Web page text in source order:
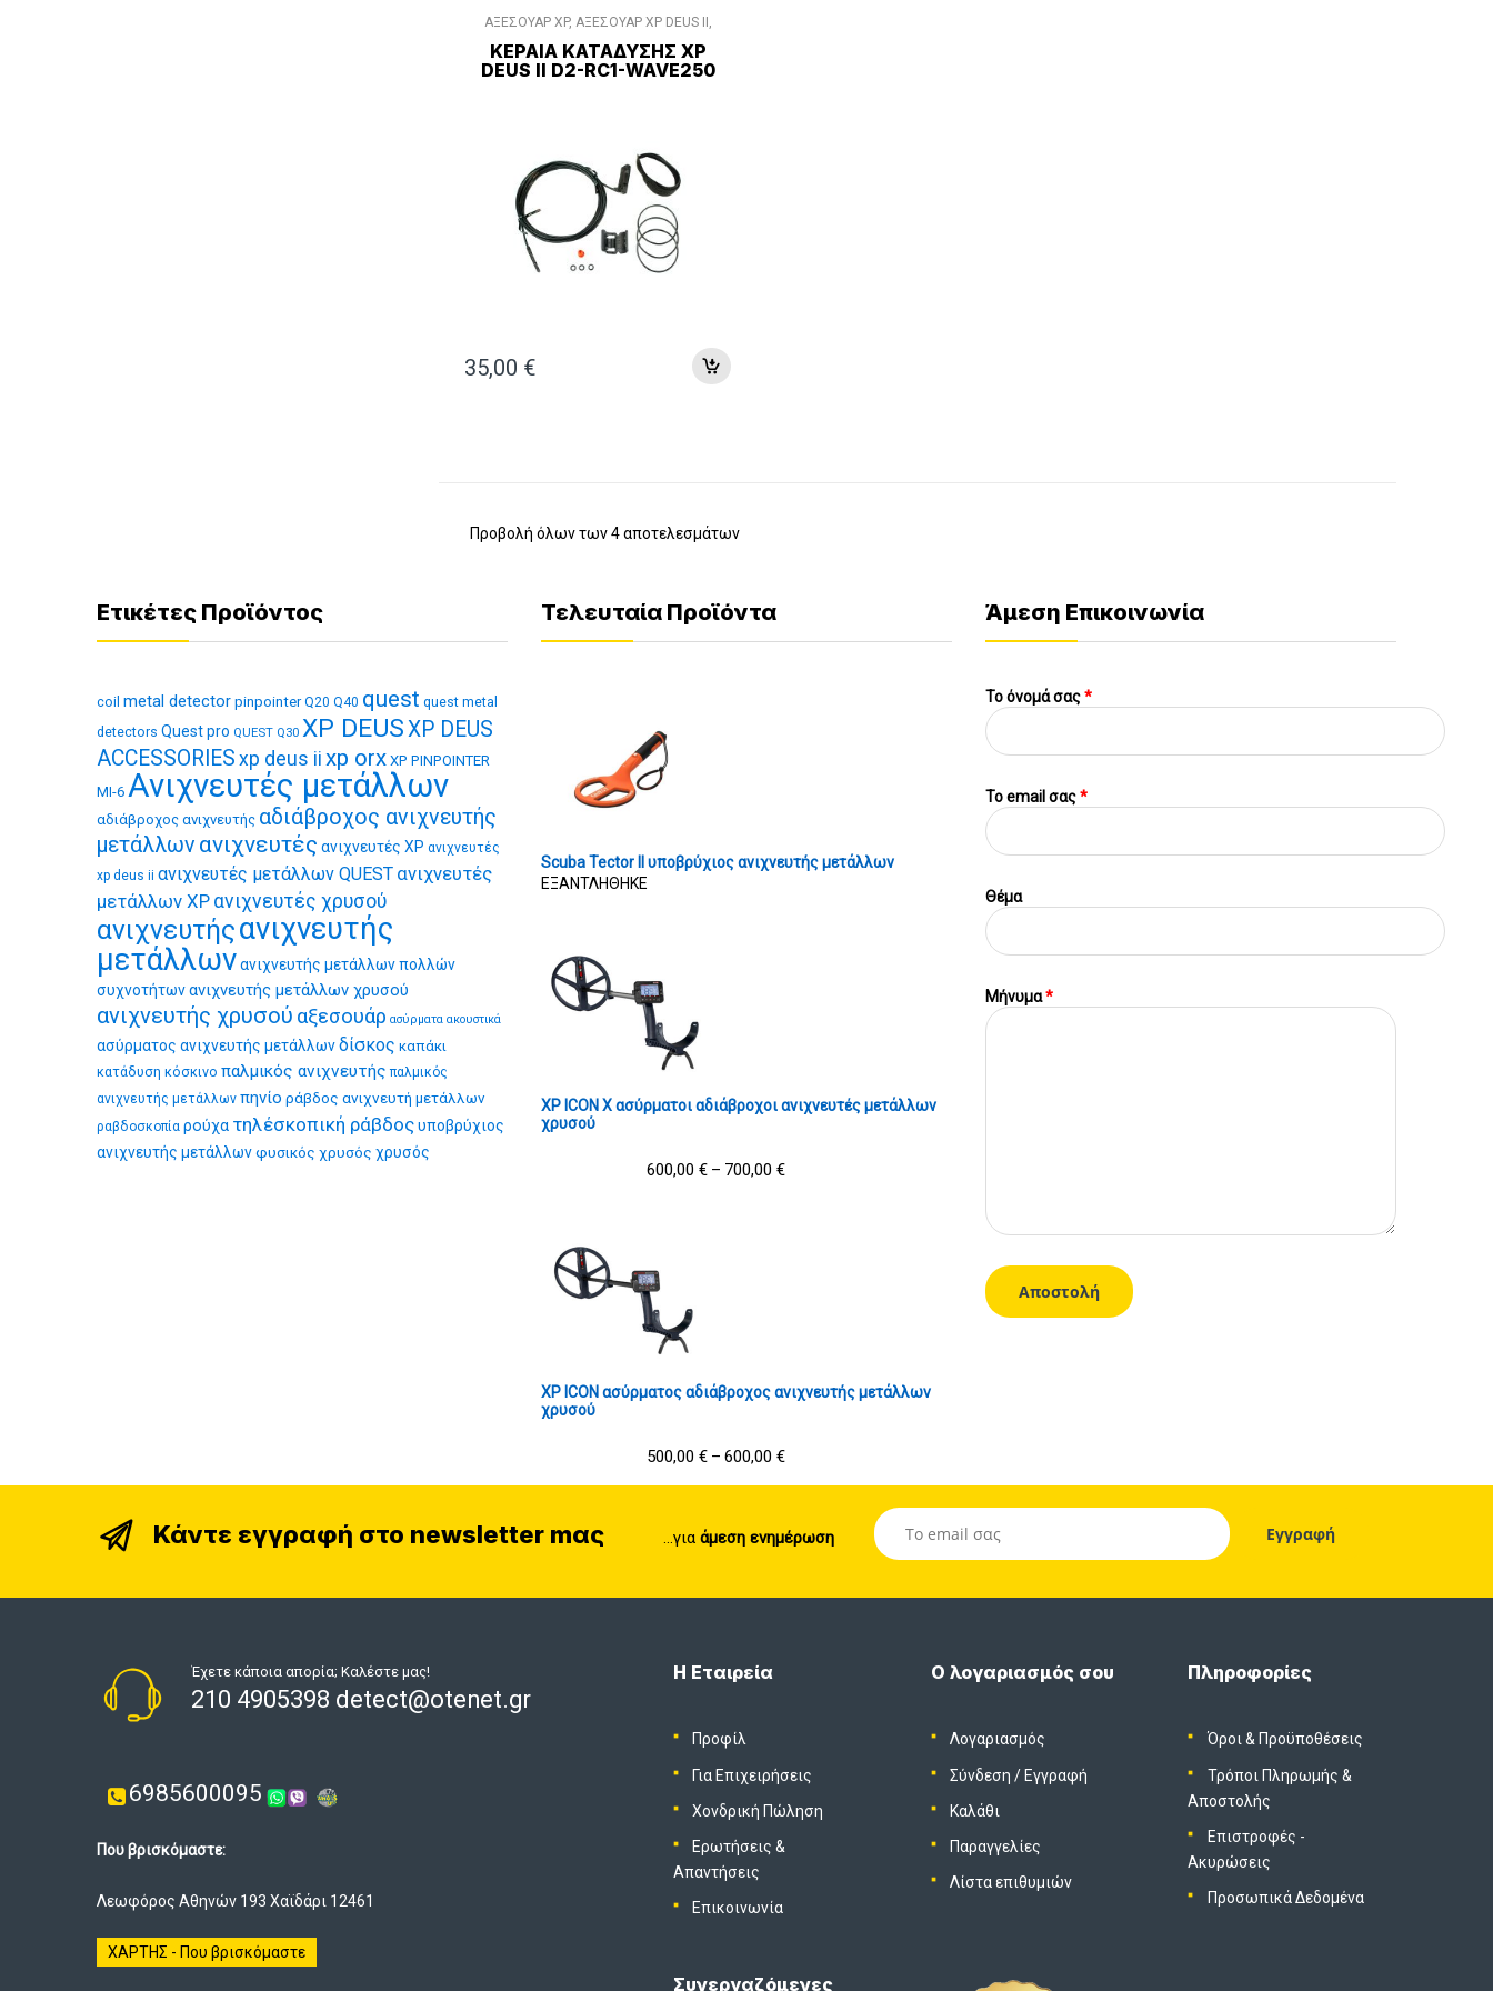
ΑΞΕΣΟΥΑΡ XP, ΑΞΕΣΟΥΑΡ XP DEUS II
ΚΕΡΑΊΑ ΚΑΤΆΔΥΣΗΣ XP
DEUS II D2-RC1-WAVE250
35,00 €
Προβολή όλων των 4 αποτελεσμάτων
Ετικέτες Προϊόντος
coil metal detector pinpointer Q20 Q40 quest quest metal
detectors Quest pro QUEST Q30 XP DEUSXP DEUS
ACCESSORIES xp deus ii xp orx XP PINPOINTER
MI-6 Ανιχνευτές μετάλλων
αδιάβροχος ανιχνευτής αδιάβροχος ανιχνευτής
μετάλλων ανιχνευτές ανιχνευτές XP ανιχνευτές
xp deus ii ανιχνευτές μετάλλων QUEST ανιχνευτές
μετάλλων XP ανιχνευτές χρυσού
ανιχνευτήςανιχνευτής
μετάλλωνανιχνευτής μετάλλων πολλών
συχνοτήτωνανιχνευτής μετάλλων χρυσού
ανιχνευτής χρυσού αξεσουάρ ασύρματα ακουστικά
ασύρματος ανιχνευτής μετάλλωνδίσκος καπάκι
κατάδυση κόσκινο παλμικός ανιχνευτής παλμικός
ανιχνευτής μετάλλων πηνίο ράβδος ανιχνευτή μετάλλων
ραβδοσκοπία ρούχα τηλέσκοπική ράβδοςυποβρύχιος
ανιχνευτής μετάλλωνφυσικός χρυσός χρυσός
Τελευταία Προϊόντα
Scuba Tector II υποβρύχιος ανιχνευτής μετάλλων
ΕΞΑΝΤΛΗΘΗΚΕ
XP ICON X ασύρματοι αδιάβροχοι ανιχνευτές μετάλλων
χρυσού
600,00 € – 700,00 €
XP ICON ασύρματος αδιάβροχος ανιχνευτής μετάλλων
χρυσού
500,00 € – 600,00 €
Άμεση Επικοινωνία
Το όνομά σας*
To email σας*
Θέμα
Μήνυμα*
Κάντε εγγραφή στο newsletter mας ...για άμεση ενημέρωση
Η Εταιρεία
Προφίλ
Για Επιχειρήσεις
Χονδρική Πώληση
Ερωτήσεις &
Απαντήσεις
Επικοινωνία
Ο λογαριασμός σου
Λογαριασμός
Σύνδεση /Εγγραφή
Καλάθι
Παραγγελίες
Λίστα επιθυμιών
Πληροφορίες
Όροι & Προϋποθέσεις
Τρόποι Πληρωμής &
Αποστολής
Επιστροφές -
Ακυρώσεις
Προσωπικά Δεδομένα
Συνεργαζόμενες
Έχετε κάποια απορία; Καλέστε μας!
210 4905398 detect@otenet.gr
6985600095
Που βρισκόμαστε:
Λεωφόρος Αθηνών 193 Χαϊδάρι 12461
ΧΑΡΤΗΣ - Που βρισκόμαστε